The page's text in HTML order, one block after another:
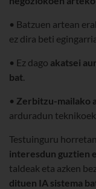
• Batzuen artean
ez dira beti
• Ez dago akatsei
bat.
• Zerbitzu-mailako
arduradun teknikoek
Testuinguru
interesdun guztien
taldeak eta azken
dituen IA sistema